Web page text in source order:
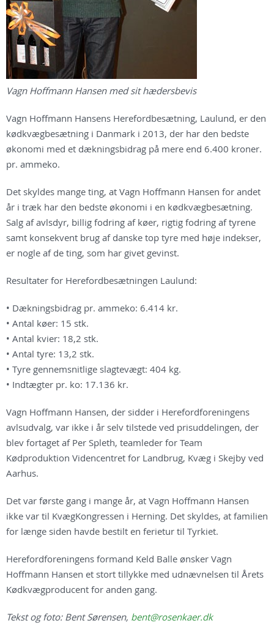
Vagn Hoffmann Hansen med sit hædersbevis
Vagn Hoffmann Hansens Herefordbesætning, Laulund, er den
kødkvægbesætning i Danmark i 2013, der har den bedste
økonomi med et dækningsbidrag på mere end 6.400 kroner.
pr. ammeko.
Det skyldes mange ting, at Vagn Hoffmann Hansen for andet
år i træk har den bedste økonomi i en kødkvægbesætning.
Salg af avlsdyr, billig fodring af køer, rigtig fodring af tyrene
samt konsekvent brug af danske top tyre med høje indekser,
er nogle af de ting, som har givet gevinst.
Resultater for Herefordbesætningen Laulund:
• Dækningsbidrag pr. ammeko: 6.414 kr.
• Antal køer: 15 stk.
• Antal kvier: 18,2 stk.
• Antal tyre: 13,2 stk.
• Tyre gennemsnitlige slagtevægt: 404 kg.
• Indtægter pr. ko: 17.136 kr.
Vagn Hoffmann Hansen, der sidder i Herefordforeningens
avlsudvalg, var ikke i år selv tilstede ved prisuddelingen, der
blev fortaget af Per Spleth, teamleder for Team
Kødproduktion Videncentret for Landbrug, Kvæg i Skejby ved
Aarhus.
Det var første gang i mange år, at Vagn Hoffmann Hansen
ikke var til KvægKongressen i Herning. Det skyldes, at familien
for længe siden havde bestilt en ferietur til Tyrkiet.
Herefordforeningens formand Keld Balle ønsker Vagn
Hoffmann Hansen et stort tillykke med udnævnelsen til Årets
Kødkvægproducent for anden gang.
Tekst og foto: Bent Sørensen, bent@rosenkaer.dk